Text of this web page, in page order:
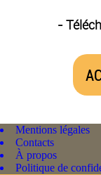
-
Mentions légales
Contacts
À propos
Politique de